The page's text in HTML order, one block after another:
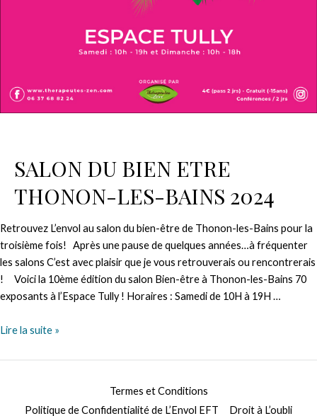
SALON DU BIEN ETRE
THONON-LES-BAINS 2024
Retrouvez L’envol au salon du bien-être de Thonon-les-Bains pour la
troisième fois! Après une pause de quelques années…à fréquenter
les salons C’est avec plaisir que je vous retrouverais ou rencontrerais
! Voici la 10ème édition du salon Bien-être à Thonon-les-Bains 70
exposants à l’Espace Tully ! Horaires : Samedi de 10H à 19H …
SALON
Lire la suite »
Termes et Conditions
Politique de Confidentialité de L’Envol EFT
Droit à L’oubli